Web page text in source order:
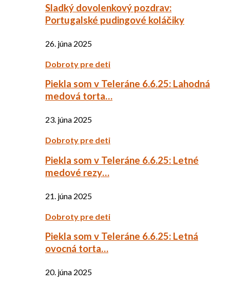
Sladký dovolenkový pozdrav:
Portugalské pudingové koláčiky
26. júna 2025
Dobroty pre deti
Piekla som v Teleráne 6.6.25: Lahodná
medová torta…
23. júna 2025
Dobroty pre deti
Piekla som v Teleráne 6.6.25: Letné
medové rezy…
21. júna 2025
Dobroty pre deti
Piekla som v Teleráne 6.6.25: Letná
ovocná torta…
20. júna 2025